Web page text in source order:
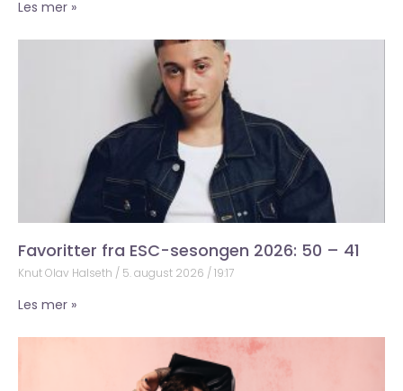
Les mer »
Favoritter fra ESC-sesongen 2026: 50 – 41
Knut Olav Halseth 5. august 2026 19:17
Les mer »